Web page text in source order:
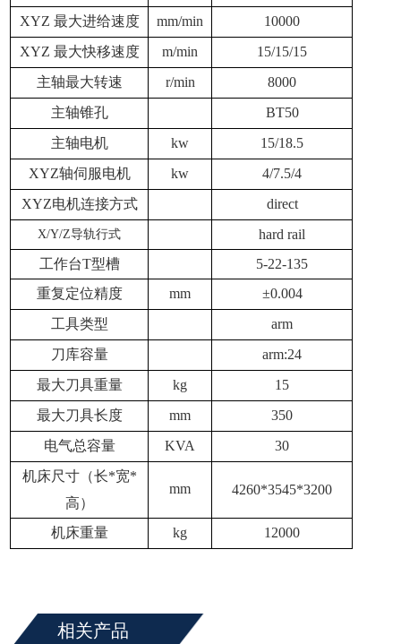
XYZ 最大进给速度 mm/min
10000
XYZ 最大快移速度
m/min
15/15/15
主轴最大转速
r/min
8000
主轴锥孔
BT50
主轴电机
kw
15/18.5
XYZ轴伺服电机
kw
4/7.5/4
XYZ电机连接方式
direct
X/Y/Z导轨行式
hard rail
工作台T型槽
5-22-135
重复定位精度
mm
±0.004
工具类型
arm
刀库容量
arm:24
最大刀具重量
kg
15
最大刀具长度
mm
350
电气总容量
KVA
30
机床尺寸（长*宽*
高）
mm 4260*3545*3200
机床重量 kg 12000
相关产品